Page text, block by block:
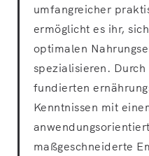
umfangreicher
ermöglicht es ihr,
optimalen
spezialisieren.
fundierten
Kenntnissen mit
maßgeschneiderte